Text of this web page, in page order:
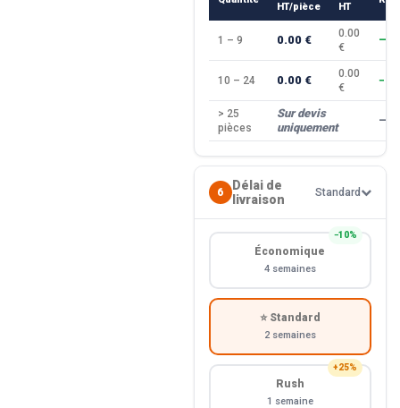
HT/pièce HT
1 – 9 0.00 €
0.00
€
—
10 – 24 0.00 €
0.00
€
> 25
pièces
Sur devis
uniquement
—
6
Délai de
livraison
Standard
−10%
Économique
4 semaines
⭐ Standard
2 semaines
+25%
Rush
1 semaine